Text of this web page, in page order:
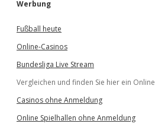
Werbung
Fußball heute
Online-Casinos
Bundesliga Live Stream
Vergleichen und finden Sie hier ein Online
Casinos ohne Anmeldung
Online Spielhallen ohne Anmeldung